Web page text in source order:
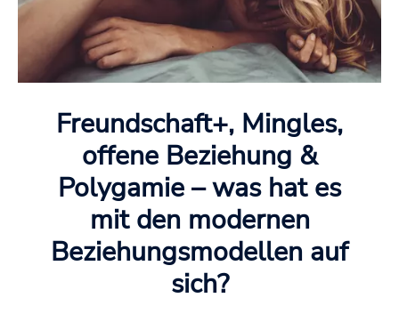
Freundschaft+, Mingles,
offene Beziehung &
Polygamie – was hat es
mit den modernen
Beziehungsmodellen auf
sich?